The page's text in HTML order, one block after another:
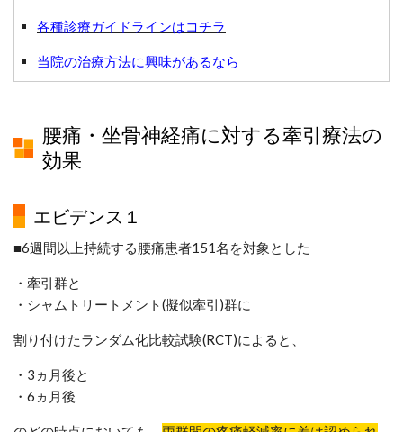
各種診療ガイドラインはコチラ
当院の治療方法に興味があるなら
腰痛・坐骨神経痛に対する牽引療法の
効果
エビデンス１
■6週間以上持続する腰痛患者151名を対象とした
・牽引群と
・シャムトリートメント(擬似牽引)群に
割り付けたランダム化比較試験(RCT)によると、
・3ヵ月後と
・6ヵ月後